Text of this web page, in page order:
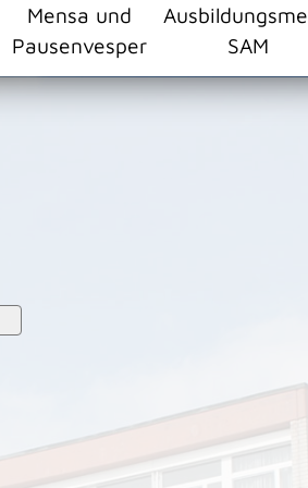
Mensa und
Pausenvesper
SAM